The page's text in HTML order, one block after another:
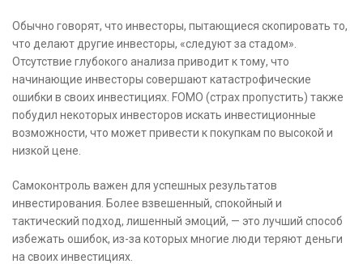
Обычно говорят, что инвесторы, пытающиеся скопировать то,
что делают другие инвесторы, «следуют за стадом».
Отсутствие глубокого анализа приводит к тому, что
начинающие инвесторы совершают катастрофические
ошибки в своих инвестициях. FOMO (страх пропустить) также
побудил некоторых инвесторов искать инвестиционные
возможности, что может привести к покупкам по высокой и
низкой цене.
Самоконтроль важен для успешных результатов
инвестирования. Более взвешенный, спокойный и
тактический подход, лишенный эмоций, — это лучший способ
избежать ошибок, из-за которых многие люди теряют деньги
на своих инвестициях.